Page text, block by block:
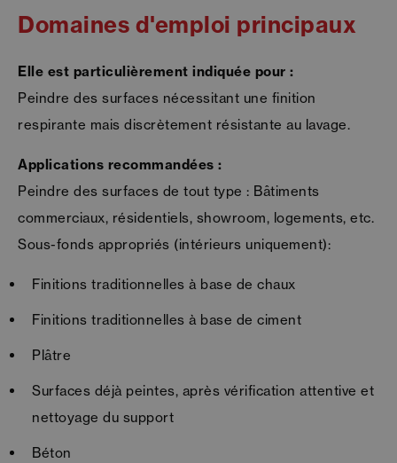
Domaines d'emploi principaux
Elle est particulièrement indiquée pour :
Peindre des surfaces nécessitant une finition
respirante mais discrètement résistante au lavage.
Applications recommandées :
Peindre des surfaces de tout type : Bâtiments
commerciaux, résidentiels, showroom, logements, etc.
Sous-fonds appropriés (intérieurs uniquement):
Finitions traditionnelles à base de chaux
Finitions traditionnelles à base de ciment
Plâtre
Surfaces déjà peintes, après vérification attentive et
nettoyage du support
​​​​​​​Béton